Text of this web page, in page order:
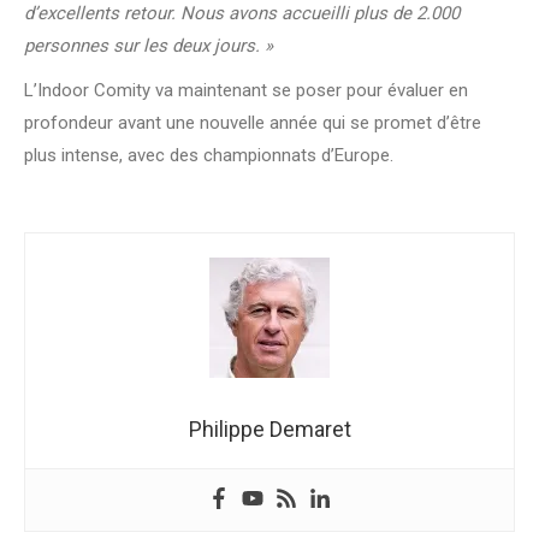
d’excellents retour. Nous avons accueilli plus de 2.000
personnes sur les deux jours. »
L’Indoor Comity va maintenant se poser pour évaluer en
profondeur avant une nouvelle année qui se promet d’être
plus intense, avec des championnats d’Europe.
Philippe Demaret